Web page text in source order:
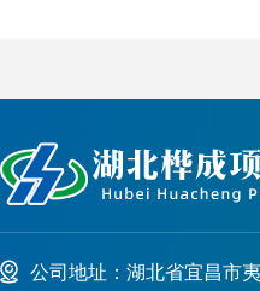
公司地址：湖北省宜昌市